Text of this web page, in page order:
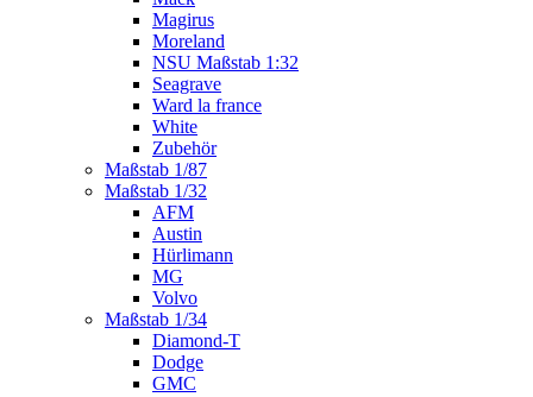
Magirus
Moreland
NSU Maßstab 1:32
Seagrave
Ward la france
White
Zubehör
Maßstab 1/87
Maßstab 1/32
AFM
Austin
Hürlimann
MG
Volvo
Maßstab 1/34
Diamond-T
Dodge
GMC